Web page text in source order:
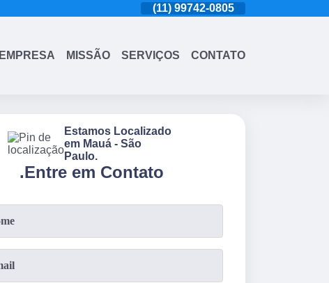
(11) 99742-0805
EMPRESA MISSÃO SERVIÇOS CONTATO
.Entre em Contato
Estamos Localizado
em Mauá - São
Paulo.